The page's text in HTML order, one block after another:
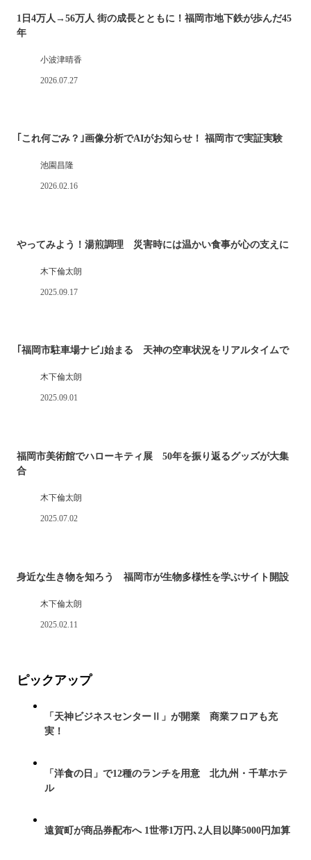
1日4万人→56万人 街の成長とともに！福岡市地下鉄が歩んだ45
年
小波津晴香
2026.07.27
｢これ何ごみ？｣画像分析でAIがお知らせ！ 福岡市で実証実験
池園昌隆
2026.02.16
やってみよう！湯煎調理 災害時には温かい食事が心の支えに
木下倫太朗
2025.09.17
｢福岡市駐車場ナビ｣始まる 天神の空車状況をリアルタイムで
木下倫太朗
2025.09.01
福岡市美術館でハローキティ展 50年を振り返るグッズが大集
合
木下倫太朗
2025.07.02
身近な生き物を知ろう 福岡市が生物多様性を学ぶサイト開設
木下倫太朗
2025.02.11
ピックアップ
「天神ビジネスセンターⅡ」が開業 商業フロアも充
実！
「洋食の日」で12種のランチを用意 北九州・千草ホテ
ル
遠賀町が商品券配布へ 1世帯1万円､2人目以降5000円加算